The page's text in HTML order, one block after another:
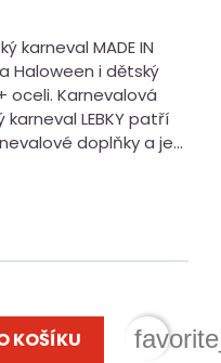
karneval MADE IN
Haloween i dětský
oceli. Karnevalová
LEBKY patří
doplňky a je...
KOŠÍKU